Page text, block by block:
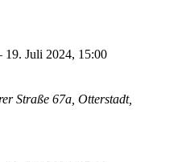
19. Juli 2024, 15:00
Straße 67a, Otterstadt,